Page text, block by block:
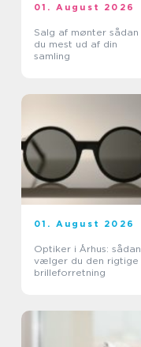
01. August 2026
Salg af mønter sådan får
du mest ud af din
samling
01. August 2026
Optiker i Århus: sådan
vælger du den rigtige
brilleforretning